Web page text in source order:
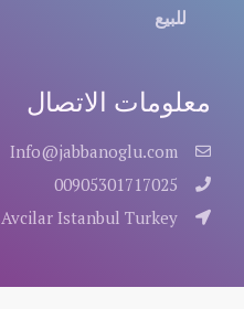
للبيع
معلومات الاتصال
Info@jabbanoglu.com
00905301717025
Avcilar Istanbul Turkey